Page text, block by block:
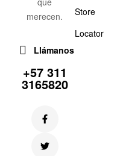
merecen.
Llámanos
+57 311
3165820
Store
Locator